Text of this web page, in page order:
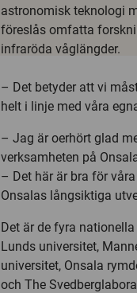
astronomisk teknologi
föreslås omfatta
infraröda våglängder.
– Det betyder att vi
helt i linje med våra
– Jag är oerhört glad
verksamheten på
– Det här är bra för
Onsalas långsiktiga
Det är de fyra
Lunds universitet,
universitet, Onsala
och The